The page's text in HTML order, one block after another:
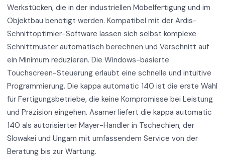
Werkstücken, die in der industriellen Möbelfertigung und im
Objektbau benötigt werden. Kompatibel mit der Ardis-
Schnittoptimier-Software lassen sich selbst komplexe
Schnittmuster automatisch berechnen und Verschnitt auf
ein Minimum reduzieren. Die Windows-basierte
Touchscreen-Steuerung erlaubt eine schnelle und intuitive
Programmierung. Die kappa automatic 140 ist die erste Wahl
für Fertigungsbetriebe, die keine Kompromisse bei Leistung
und Präzision eingehen. Asamer liefert die kappa automatic
140 als autorisierter Mayer-Händler in Tschechien, der
Slowakei und Ungarn mit umfassendem Service von der
Beratung bis zur Wartung.